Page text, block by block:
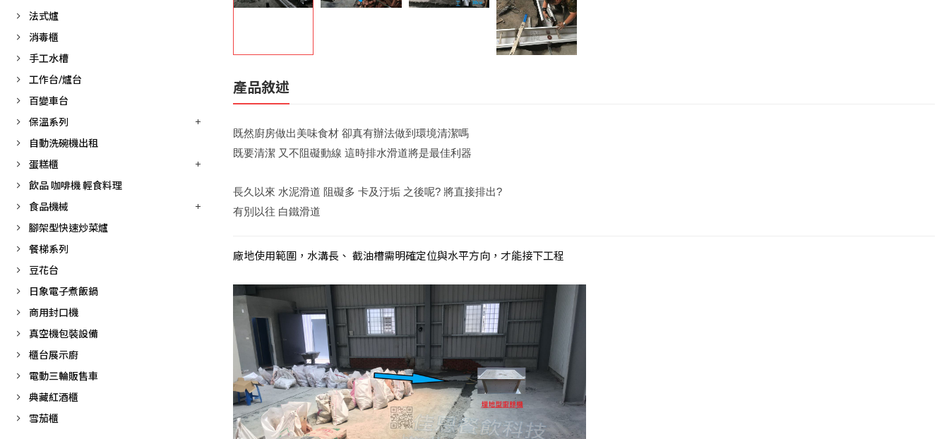
法式爐
消毒櫃
手工水槽
工作台/爐台
百變車台
保溫系列
自動洗碗機出租
蛋糕櫃
飲品 咖啡機 輕食料理
食品機械
腳架型快速炒菜爐
餐梯系列
豆花台
日象電子煮飯鍋
商用封口機
真空機包裝設備
櫃台展示廚
電動三輪販售車
典藏紅酒櫃
雪茄櫃
產品敘述
既然廚房做出美味食材 卻真有辦法做到環境清潔嗎
既要清潔 又不阻礙動線 這時排水滑道將是最佳利器
長久以來 水泥滑道 阻礙多 卡及汙垢 之後呢? 將直接排出?
有別以往 白鐵滑道
廠地使用範圍，水溝長、 截油槽需明確定位與水平方向，才能接下工程